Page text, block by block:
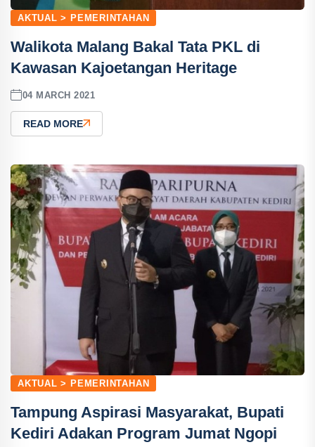
AKTUAL > PEMERINTAHAN
Walikota Malang Bakal Tata PKL di
Kawasan Kajoetangan Heritage
04 MARCH 2021
READ MORE
AKTUAL > PEMERINTAHAN
Tampung Aspirasi Masyarakat, Bupati
Kediri Adakan Program Jumat Ngopi